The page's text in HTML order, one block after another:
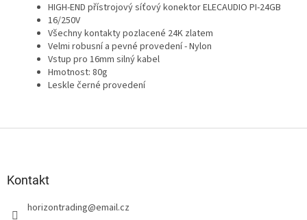
HIGH-END přístrojový síťový konektor ELECAUDIO PI-24GB
16/250V
Všechny kontakty pozlacené 24K zlatem
Velmi robusní a pevné provedení - Nylon
Vstup pro 16mm silný kabel
Hmotnost: 80g
Leskle černé provedení
Kontakt
horizontrading@email.cz